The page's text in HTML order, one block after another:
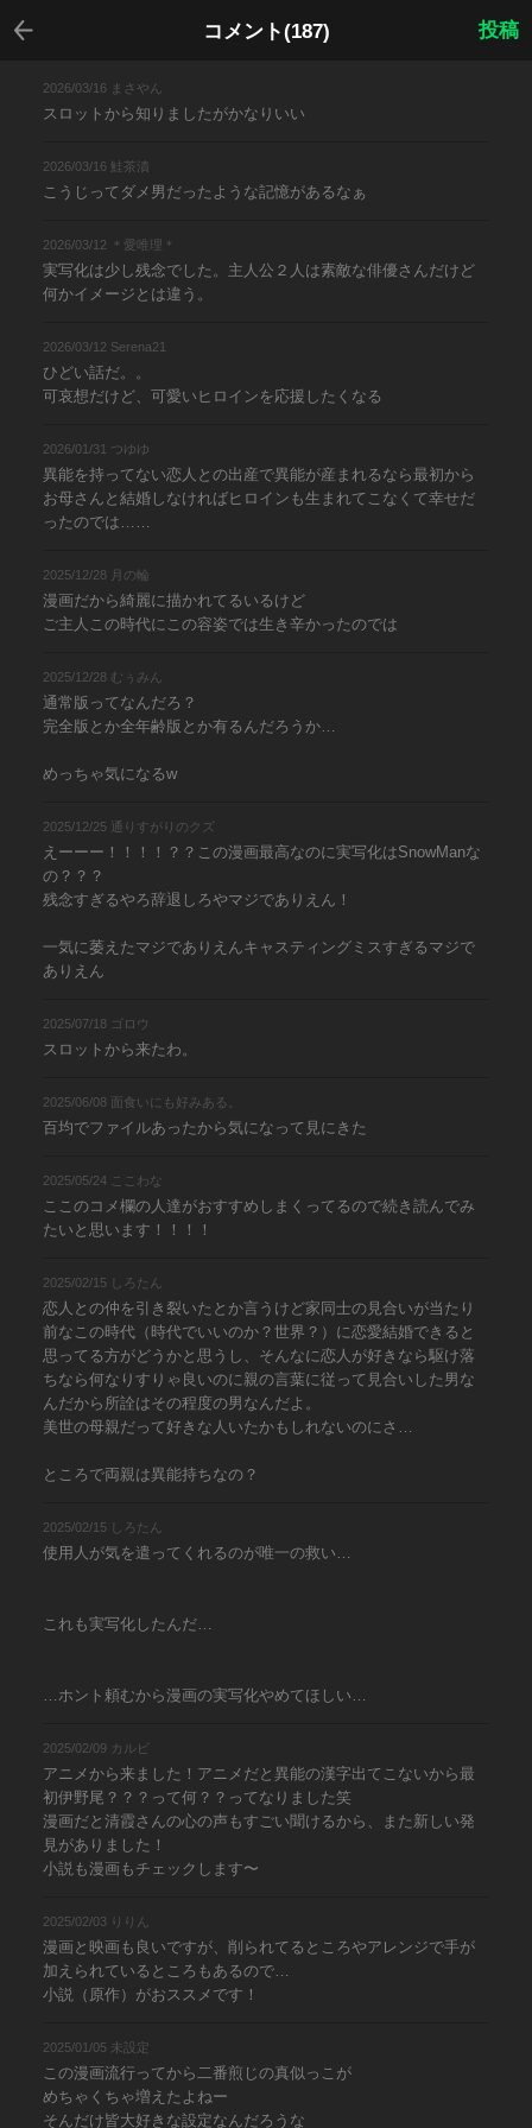
コメント(187)
戻る
投稿
2026/03/16 まさやん
スロットから知りましたがかなりいい
2026/03/16 鮭茶漬
こうじってダメ男だったような記憶があるなぁ
2026/03/12 ＊愛唯理＊
実写化は少し残念でした。主人公２人は素敵な俳優さんだけど
何かイメージとは違う。
2026/03/12 Serena21
ひどい話だ。。
可哀想だけど、可愛いヒロインを応援したくなる
2026/01/31 つゆゆ
異能を持ってない恋人との出産で異能が産まれるなら最初から
お母さんと結婚しなければヒロインも生まれてこなくて幸せだ
ったのでは……
2025/12/28 月の輪
漫画だから綺麗に描かれてるいるけど
ご主人この時代にこの容姿では生き辛かったのでは
2025/12/28 むぅみん
通常版ってなんだろ？
完全版とか全年齢版とか有るんだろうか…
めっちゃ気になるw
2025/12/25 通りすがりのクズ
えーーー！！！！？？この漫画最高なのに実写化はSnowManな
の？？？
残念すぎるやろ辞退しろやマジでありえん！
一気に萎えたマジでありえんキャスティングミスすぎるマジで
ありえん
2025/07/18 ゴロウ
スロットから来たわ。
2025/06/08 面食いにも好みある。
百均でファイルあったから気になって見にきた
2025/05/24 ここわな
ここのコメ欄の人達がおすすめしまくってるので続き読んでみ
たいと思います！！！！
2025/02/15 しろたん
恋人との仲を引き裂いたとか言うけど家同士の見合いが当たり
前なこの時代（時代でいいのか？世界？）に恋愛結婚できると
思ってる方がどうかと思うし、そんなに恋人が好きなら駆け落
ちなら何なりすりゃ良いのに親の言葉に従って見合いした男な
んだから所詮はその程度の男なんだよ。
美世の母親だって好きな人いたかもしれないのにさ…
ところで両親は異能持ちなの？
2025/02/15 しろたん
使用人が気を遣ってくれるのが唯一の救い…
これも実写化したんだ…
…ホント頼むから漫画の実写化やめてほしい…
2025/02/09 カルビ
アニメから来ました！アニメだと異能の漢字出てこないから最
初伊野尾？？？って何？？ってなりました笑
漫画だと清霞さんの心の声もすごい聞けるから、また新しい発
見がありました！
小説も漫画もチェックします〜
2025/02/03 りりん
漫画と映画も良いですが、削られてるところやアレンジで手が
加えられているところもあるので…
小説（原作）がおススメです！
2025/01/05 未設定
この漫画流行ってから二番煎じの真似っこが
めちゃくちゃ増えたよねー
そんだけ皆大好きな設定なんだろうな